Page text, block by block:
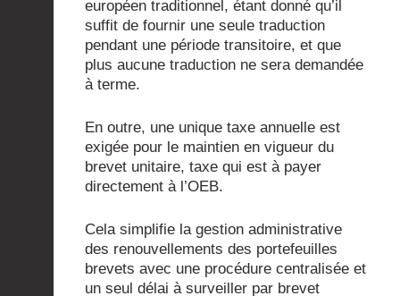
européen traditionnel, étant donné qu’il
suffit de fournir une seule traduction
pendant une période transitoire, et que
plus aucune traduction ne sera demandée
à terme.
En outre, une unique taxe annuelle est
exigée pour le maintien en vigueur du
brevet unitaire, taxe qui est à payer
directement à l’OEB.
Cela simplifie la gestion administrative
des renouvellements des portefeuilles
brevets avec une procédure centralisée et
un seul délai à surveiller par brevet